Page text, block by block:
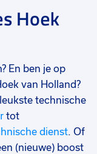
Hoek
En ben je op
van Holland?
technische
tot
dienst. Of
(nieuwe) boost